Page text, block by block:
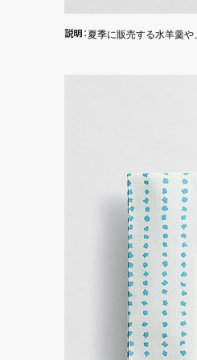
説明：夏季に販売する水羊羹